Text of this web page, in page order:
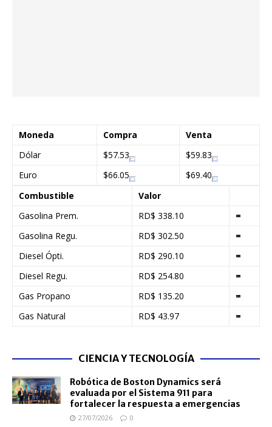
Moneda Compra
Venta
Dólar
$57.53
$59.83
Euro
$66.05
$69.40
Combustible
Valor
Gasolina Prem.
RD$ 338.10
=
Gasolina Regu.
RD$ 302.50
=
Diesel Ópti.
RD$ 290.10
=
Diesel Regu.
RD$ 254.80
=
Gas Propano
RD$ 135.20
=
Gas Natural
RD$ 43.97 =
CIENCIA Y TECNOLOGÍA
Robótica de Boston Dynamics será
evaluada por el Sistema 911 para
fortalecer la respuesta a emergencias
27/07/2026 0